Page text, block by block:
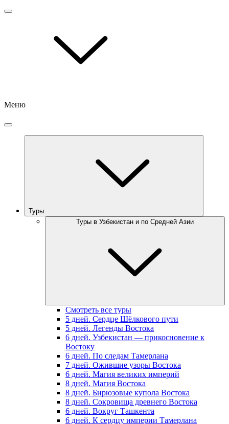
Меню
Туры
Туры в Узбекистан и по Средней Азии
Смотреть все туры
5 дней. Сердце Шёлкового пути
5 дней. Легенды Востока
6 дней. Узбекистан — прикосновение к
Востоку
6 дней. По следам Тамерлана
7 дней. Ожившие узоры Востока
6 дней. Магия великих империй
8 дней. Магия Востока
8 дней. Бирюзовые купола Востока
8 дней. Сокровища древнего Востока
6 дней. Вокруг Ташкента
6 дней. К сердцу империи Тамерлана